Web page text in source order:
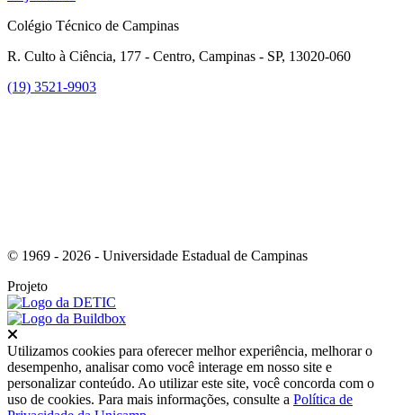
Colégio Técnico de Campinas
R. Culto à Ciência, 177 - Centro, Campinas - SP, 13020-060
(19) 3521-9903
© 1969 - 2026 - Universidade Estadual de Campinas
Projeto
Utilizamos cookies para oferecer melhor experiência, melhorar o
desempenho, analisar como você interage em nosso site e
personalizar conteúdo. Ao utilizar este site, você concorda com o
uso de cookies. Para mais informações, consulte a Política de